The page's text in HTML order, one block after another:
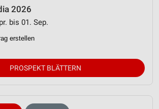
2026
bis 01. Sep.
erstellen
PROSPEKT BLÄTTERN